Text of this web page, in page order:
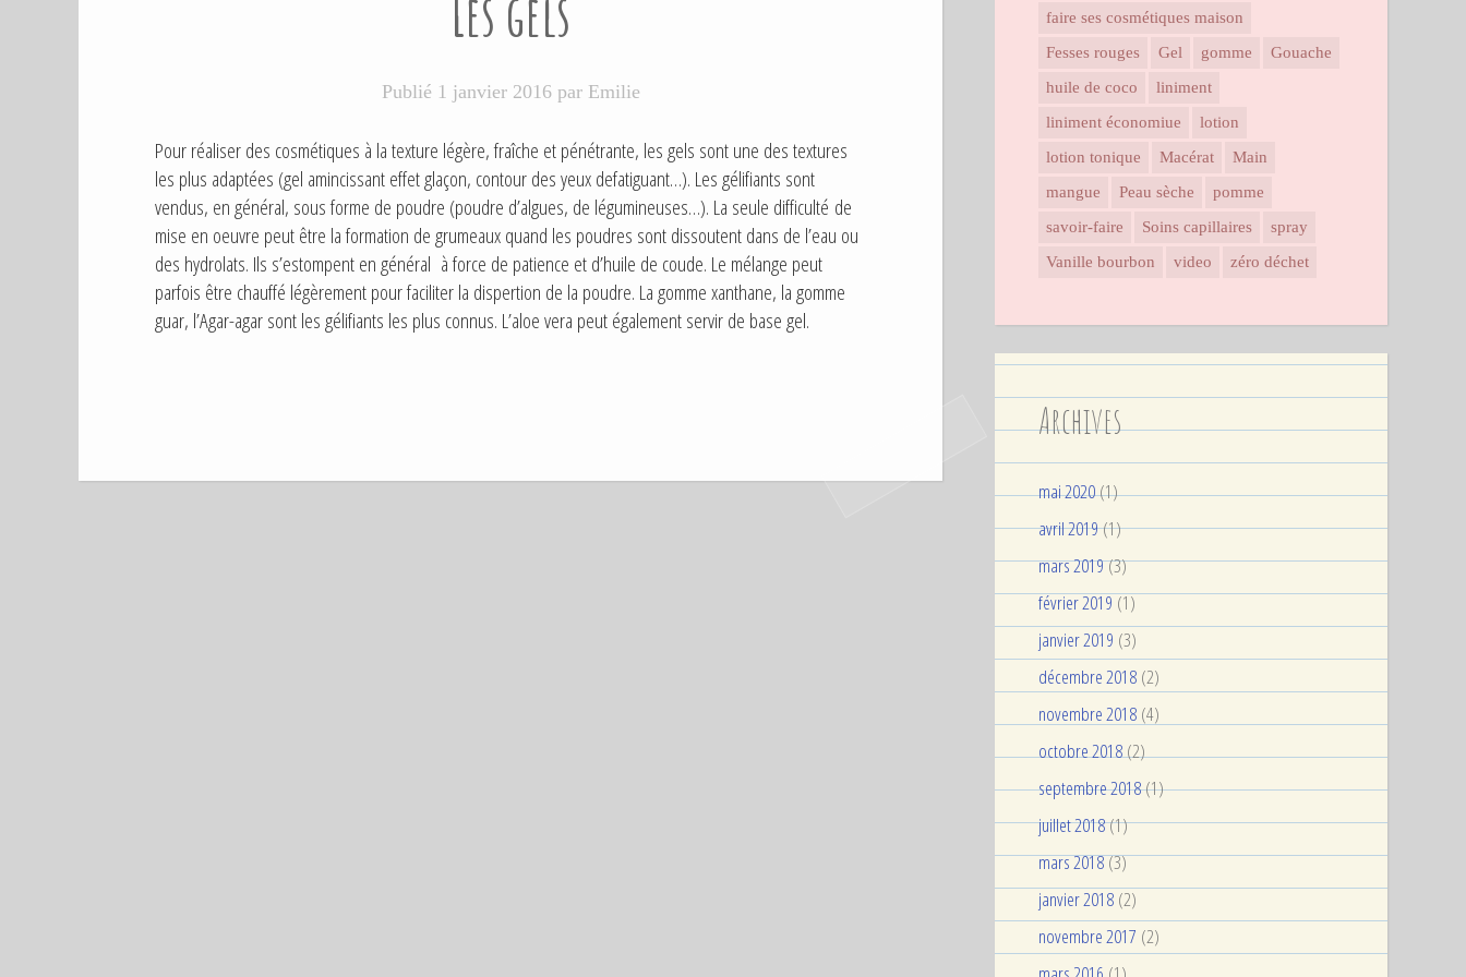
»
I
A
S
Les gels
Publié 1 janvier 2016par Emilie
Pour réaliser des cosmétiques à la texture légère, fraîche et pénétrante, les gels sont une des textures
les plus adaptées (gel amincissant effet glaçon, contour des yeux defatiguant…). Les gélifiants sont
vendus, en général, sous forme de poudre (poudre d’algues, de légumineuses…). La seule difficulté de
mise en oeuvre peut être la formation de grumeaux quand les poudres sont dissoutent dans de l’eau ou
des hydrolats. Ils s’estompent en général à force de patience et d’huile de coude. Le mélange peut
parfois être chauffé légèrement pour faciliter la dispertion de la poudre. La gomme xanthane, la gomme
guar, l’Agar-agar sont les gélifiants les plus connus. L’aloe vera peut également servir de base gel.
faire ses cosmétiques maison
Fesses rouges
Gel gomme
Gouache
huile de coco
liniment
liniment économiue
lotion
lotion tonique
Macérat
Main
mangue
Peau sèche
pomme
savoir-faire
Soins capillaires
spray
Vanille bourbon
video zéro déchet
Archives
mai 2020(1)
avril 2019(1)
mars 2019(3)
février 2019(1)
janvier 2019 (3)
décembre 2018 (2)
novembre 2018 (4)
octobre 2018(2)
septembre 2018(1)
juillet 2018(1)
mars 2018(3)
janvier 2018 (2)
novembre 2017 (2)